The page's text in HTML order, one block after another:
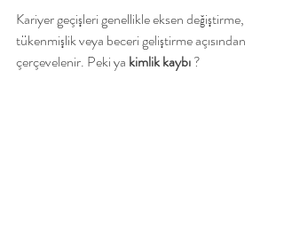
Kariyer geçişleri genellikle eksen değiştirme,
tükenmişlik veya beceri geliştirme açısından
çerçevelenir. Peki ya kimlik kaybı ?